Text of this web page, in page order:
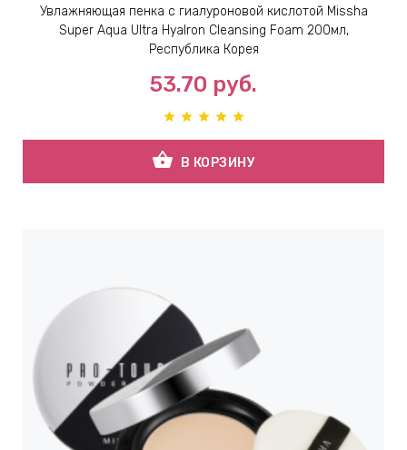
Увлажняющая пенка с гиалуроновой кислотой Missha
Super Aqua Ultra Hyalron Cleansing Foam 200мл,
Республика Корея
53.70 руб.
shopping_basket В КОРЗИНУ